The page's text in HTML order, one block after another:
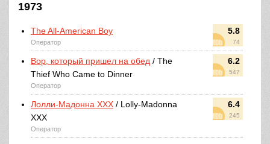
1973
5.8
74
The All-American Boy
Оператор
6.2
547
Вор, который пришел на обед / The
Thief Who Came to Dinner
Оператор
6.4
245
Лолли-Мадонна ХХХ / Lolly-Madonna
XXX
Оператор